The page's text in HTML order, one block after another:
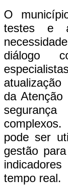
O
testes e
diálogo
da Atenção
pode ser
gestão
tempo real.